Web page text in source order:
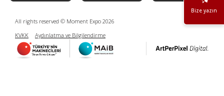
Bize yazın
All rights reserved © Moment Expo 2026
KVKK
Aydınlatma ve Bilgilendirme